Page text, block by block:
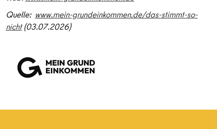
Quelle: www.mein-grundeinkommen.de/das-stimmt-so-
nicht(03.07.2026)